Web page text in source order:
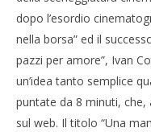
dopo l’esordio
nella borsa” ed il
pazzi per amore”, Ivan
un’idea tanto semplice
puntate da 8 minuti, che,
sul web. Il titolo “Una